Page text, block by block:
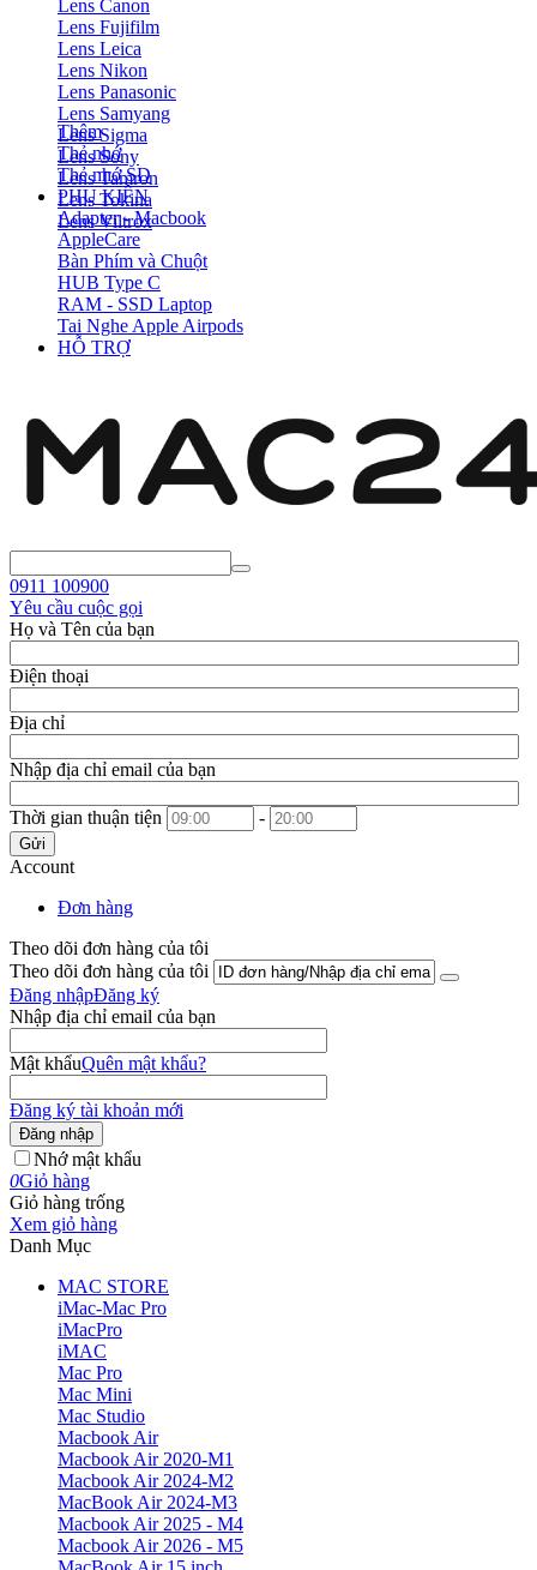
Lens Canon
Lens Fujifilm
Lens Leica
Lens Nikon
Lens Panasonic
Lens Samyang
Lens Sigma
Lens Sony
Lens Tamron
Lens Tokina
Lens Viltrox
Thêm
Thẻ nhớ
Thẻ nhớ SD
PHỤ KIỆN
Adapter - Macbook
AppleCare
Bàn Phím và Chuột
HUB Type C
RAM - SSD Laptop
Tai Nghe Apple Airpods
HỖ TRỢ
0911 100900
Yêu cầu cuộc gọi
Họ và Tên của bạn
Điện thoại
Địa chỉ
Nhập địa chỉ email của bạn
Thời gian thuận tiện -
Gửi
Account
Đơn hàng
Theo dõi đơn hàng của tôi
Theo dõi đơn hàng của tôi
Đăng nhậpĐăng ký
Nhập địa chỉ email của bạn
Mật khẩuQuên mật khẩu?
Đăng ký tài khoản mới
Đăng nhập
Nhớ mật khẩu
0Giỏ hàng
Giỏ hàng trống
Xem giỏ hàng
Danh Mục
MAC STORE
iMac-Mac Pro
iMacPro
iMAC
Mac Pro
Mac Mini
Mac Studio
Macbook Air
Macbook Air 2020-M1
Macbook Air 2024-M2
MacBook Air 2024-M3
Macbook Air 2025 - M4
Macbook Air 2026 - M5